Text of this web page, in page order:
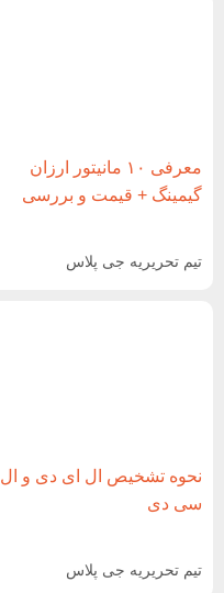
معرفی ۱۰ مانیتور ارزان
گیمینگ + قیمت و بررسی
تیم تحریریه جی پلاس
نحوه تشخیص ال ای دی و ال
سی دی
تیم تحریریه جی پلاس